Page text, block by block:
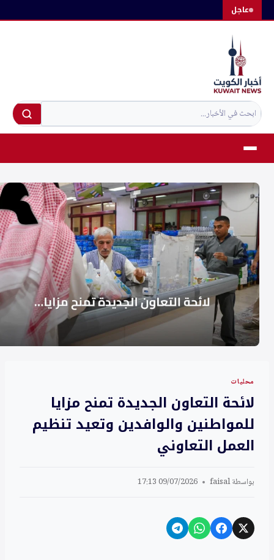
عاجلالتجاوز
محليات
لائحة التعاون الجديدة تمنح مزايا
للمواطنين والوافدين وتعيد تنظيم
العمل التعاوني
بواسطةfaisal
09/07/2026 17:13